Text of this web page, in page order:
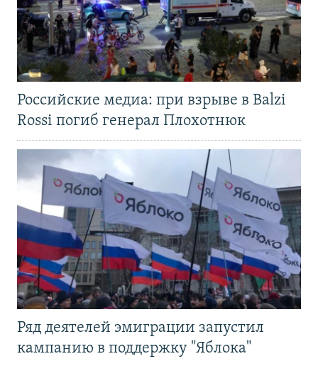
Российские медиа: при взрыве в Balzi
Rossi погиб генерал Плохотнюк
Ряд деятелей эмиграции запустил
кампанию в поддержку "Яблока"